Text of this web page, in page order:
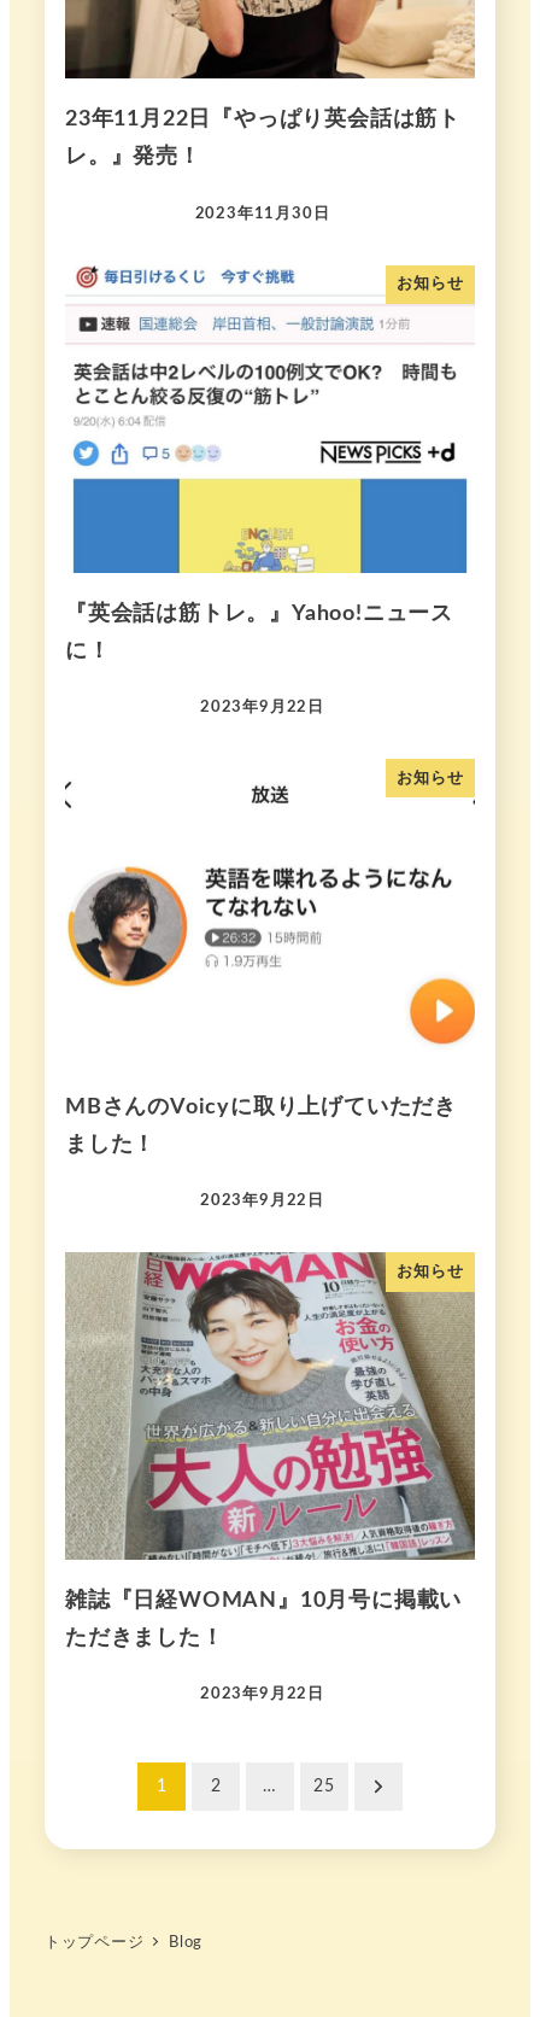
23年11月22日『やっぱり英会話は筋ト
レ。』発売！
2023年11月30日
お知らせ
『英会話は筋トレ。』Yahoo!ニュース
に！
2023年9月22日
お知らせ
MBさんのVoicyに取り上げていただき
ました！
2023年9月22日
お知らせ
雑誌『日経WOMAN』10月号に掲載い
ただきました！
2023年9月22日
稿
ペ
1 2 … 25
トップページ Blog